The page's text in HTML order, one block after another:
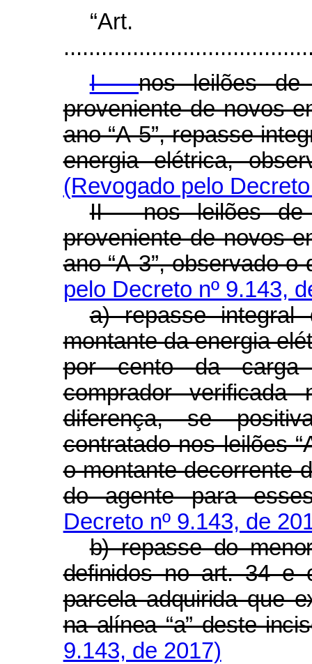
I -nos leilões de
proveniente de novos
ano “A-5”, repasse
energia elétrica,
(Revogado pelo
II - nos leilões de
proveniente de novos
ano “A-3”, observado
pelo Decreto nº 9.143,
a) repasse integral
montante da energia
por cento da carga
comprador verificada
diferença, se
contratado nos leilões
o montante decorrente
do agente para
Decreto nº 9.143, de
b) repasse do
definidos no art. 34 e
parcela adquirida que
na alínea “a” deste
9.143, de 2017)